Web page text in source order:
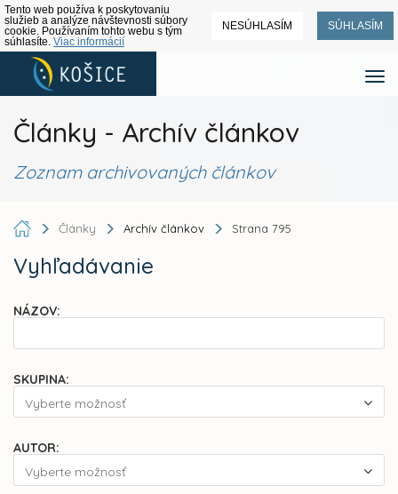
Tento web používa k poskytovaniu
služieb a analýze návštevnosti súbory
cookie. Používaním tohto webu s tým
súhlasíte. Viac informácií
NESÚHLASÍM SÚHLASÍM
Články - Archív článkov
Zoznam archivovaných článkov
Články Archív článkov Strana 795
Vyhľadávanie
NÁZOV:
SKUPINA:
Vyberte možnosť
AUTOR:
Vyberte možnosť